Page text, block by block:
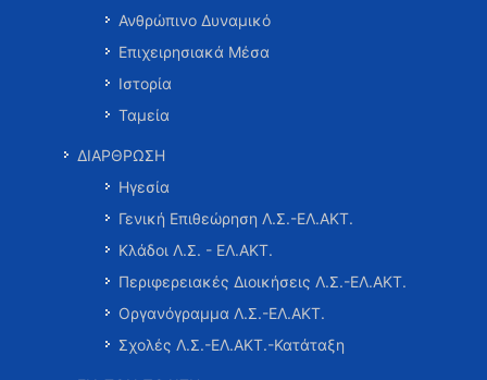
Ανθρώπινο Δυναμικό
Επιχειρησιακά Μέσα
Ιστορία
Ταμεία
ΔΙΑΡΘΡΩΣΗ
Ηγεσία
Γενική Επιθεώρηση Λ.Σ.-ΕΛ.ΑΚΤ.
Κλάδοι Λ.Σ. - ΕΛ.ΑΚΤ.
Περιφερειακές Διοικήσεις Λ.Σ.-ΕΛ.ΑΚΤ.
Οργανόγραμμα Λ.Σ.-ΕΛ.ΑΚΤ.
Σχολές Λ.Σ.-ΕΛ.ΑΚΤ.-Κατάταξη